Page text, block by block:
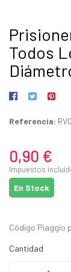
Todos
Referencia:
0,90 €
Impuestos
En Stock
Código Piaggio
Cantidad